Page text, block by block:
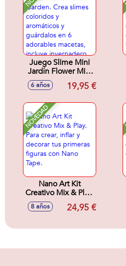
Juego Slime Mini
Jardín Flower Mini
Garden. Crea
slimes coloridos y
guárdalos en 6
adorables macetas,
incluye
invernadero.
Decora a tu gusto
para crear tu propio
mundo floral.
27x25x9cm
6 años 19,95 €
NOVEDAD
Nano Art Kit
Creativo Mix & Play.
Para crear, inflar y
decorar tus
con Nano Tape.
8 años 24,95 €